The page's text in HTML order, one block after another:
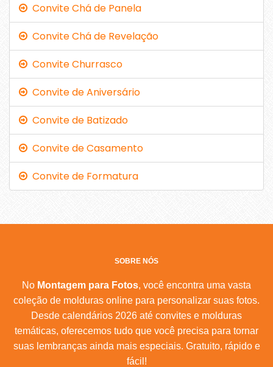
Convite Chá de Panela
Convite Chá de Revelação
Convite Churrasco
Convite de Aniversário
Convite de Batizado
Convite de Casamento
Convite de Formatura
SOBRE NÓS
No Montagem para Fotos, você encontra uma vasta
coleção de molduras online para personalizar suas fotos.
Desde calendários 2026 até convites e molduras
temáticas, oferecemos tudo que você precisa para tornar
suas lembranças ainda mais especiais. Gratuito, rápido e
fácil!